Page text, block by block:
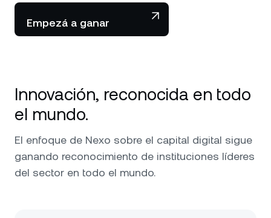
Empezá a ganar
Innovación, reconocida en todo
el mundo.
El enfoque de Nexo sobre el capital digital sigue
ganando reconocimiento de instituciones líderes
del sector en todo el mundo.